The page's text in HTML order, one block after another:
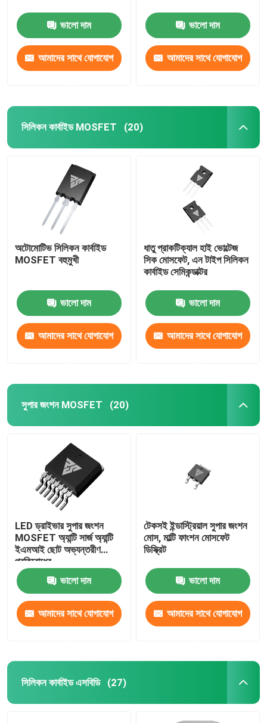
ভালো দাম
আমাদের সাথে যোগাযোগ
ভালো দাম
আমাদের সাথে যোগাযোগ
সিলিকন কার্বাইড MOSFET (20)
অটোমোটিভ সিলিকন কার্বাইড
MOSFET বহুমুখী
ভালো দাম
আমাদের সাথে যোগাযোগ
ধাতু প্রাকটিক্যাল হাই ভোল্টেজ
সিক মোসফেট, এন টাইপ সিলিকন
কার্বাইড সেমিকন্ডাক্টর
ভালো দাম
আমাদের সাথে যোগাযোগ
সুপার জংশন MOSFET (20)
LED ড্রাইভার সুপার জংশন
MOSFET অ্যান্টি সার্জ অ্যান্টি
ইএমআই ছোট অভ্যন্তরীণ
প্রতিরোধের
ভালো দাম
আমাদের সাথে যোগাযোগ
টেকসই ইন্ডাস্ট্রিয়াল সুপার জংশন
মোস, মাল্টি ফাংশন মোসফেট
ডিস্ক্রিট
ভালো দাম
আমাদের সাথে যোগাযোগ
সিলিকন কার্বাইড এসবিডি (27)